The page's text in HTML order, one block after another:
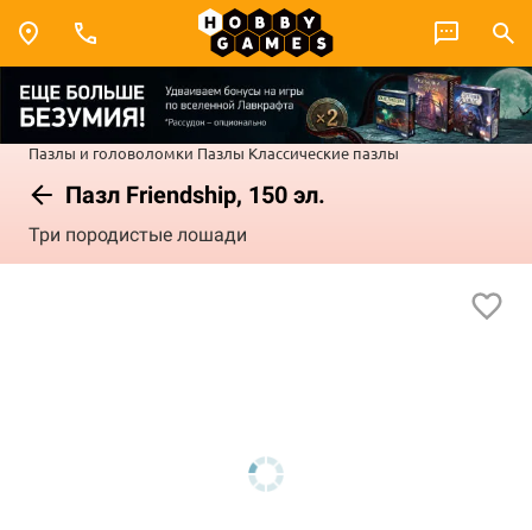
Пазлы и головоломки Пазлы Классические пазлы
Пазл Friendship, 150 эл.
Три породистые лошади